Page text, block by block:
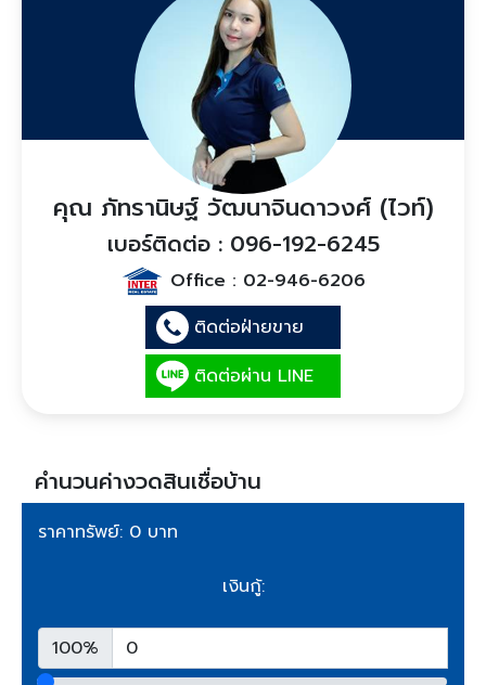
คุณ ภัทรานิษฐ์ วัฒนาจินดาวงศ์ (ไวท์)
เบอร์ติดต่อ : 096-192-6245
Office : 02-946-6206
ติดต่อฝ่ายขาย
ติดต่อผ่าน LINE
คำนวนค่างวดสินเชื่อบ้าน
ราคาทรัพย์: 0 บาท
เงินกู้:
100%